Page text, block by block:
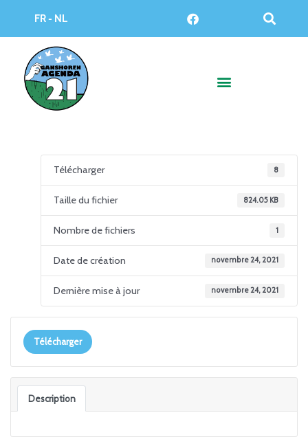
contenu
FR - NL
F
a
c
Télécharger 8
Taille du fichier 824.05 KB
Nombre de fichiers 1
Date de création novembre 24, 2021
Dernière mise à jour novembre 24, 2021
Télécharger
Description